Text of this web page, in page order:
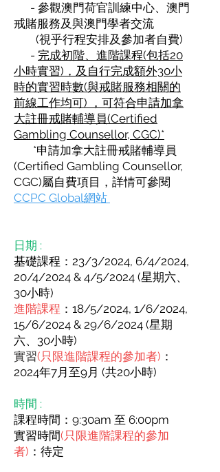
- 參觀澳門荷官訓練中心、澳門
戒賭服務及與澳門學者交流
(視乎行程安排及參加者自費)
- 完成初階、進階課程(包括20
小時實習)，及自行完成額外30小
時的實習時數(與戒賭服務相關的
前線工作均可) ， 可符合申請加拿
大註冊戒賭輔導員(Certified
Gambling Counsellor, CGC)*
*申請加拿大註冊戒賭輔導員
(Certified Gambling Counsellor,
CGC)屬自費項目，詳情可參閱
CCPC Global網站
日期 :
基礎課程：23/3/2024, 6/4/2024,
20/4/2024 & 4/5/2024 (星期六、
30小時)
進階課程 ：18/5/2024, 1/6/2024,
15/6/2024 & 29/6/2024 (星期
六、30小時)
實習(只限進階課程的參加者) ：
2024年7月至9月 (共20小時)
時間 :
課程時間：9:30am 至 6:00pm
實習時間(只限進階課程的參加
者) ：待定